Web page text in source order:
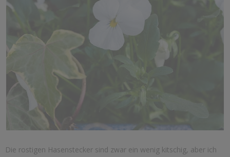
Die rostigen Hasenstecker sind zwar ein wenig kitschig, aber ich